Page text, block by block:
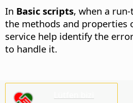
In Basic scripts, when a
the methods and properties
service help identify the
to handle it.